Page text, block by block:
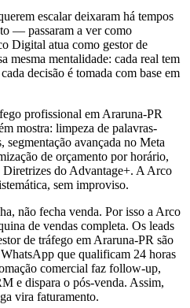
escalar deixaram há tempos
— passaram a ver como
Digital atua como gestor de
mesma mentalidade: cada real tem
decisão é tomada com base em
profissional em Araruna-PR
mostra: limpeza de palavras-
avançada no Meta
de orçamento por horário,
do Advantage+. A Arco
sem improviso.
não fecha venda. Por isso a Arco
de vendas completa. Os leads
de tráfego em Araruna-PR são
que qualificam 24 horas
comercial faz follow-up,
e dispara o pós-venda. Assim,
vira faturamento.